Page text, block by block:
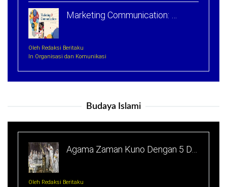
Marketing Communication: …
Oleh Redaksi Beritaku
In Organisasi dan Komunikasi
Budaya Islami
Agama Zaman Kuno Dengan 5 D…
Oleh Redaksi Beritaku